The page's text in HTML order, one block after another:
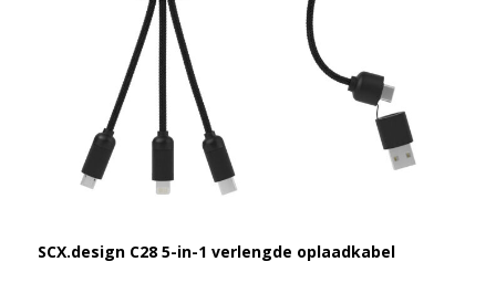
SCX.design C28 5-in-1 verlengde oplaadkabel